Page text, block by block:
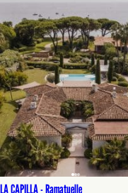
LA CAPILLA -Ramatuelle